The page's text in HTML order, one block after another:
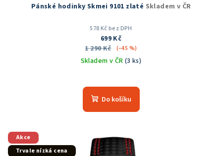
Pánské hodinky Skmei 9101 zlaté Skladem v ČR
578 Kč bez DPH
699 Kč
1 290 Kč
(–45 %)
Skladem v ČR (3 ks)
hodnocení
produktu
5
hvězdiček.
Do košíku
Akce
Trvale nízká cena